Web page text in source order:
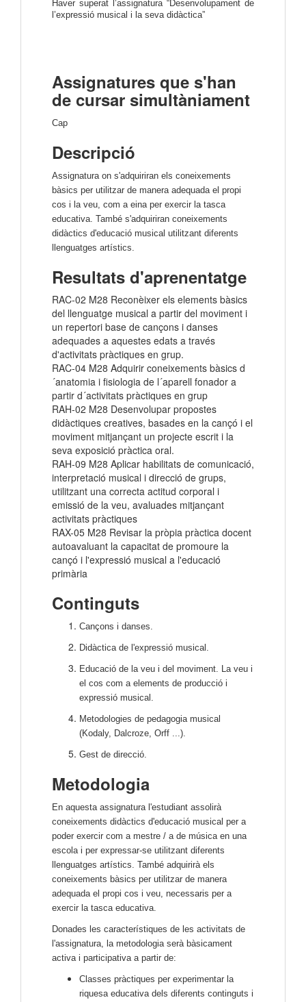
Haver superat l’assignatura “Desenvolupament de
l’expressió musical i la seva didàctica”
Assignatures que s'han
de cursar simultàniament
Cap
Descripció
Assignatura on s'adquiriran els coneixements
bàsics per utilitzar de manera adequada el propi
cos i la veu, com a eina per exercir la tasca
educativa. També s'adquiriran coneixements
didàctics d'educació musical utilitzant diferents
llenguatges artístics.
Resultats d'aprenentatge
RAC-02 M28 Reconèixer els elements bàsics
del llenguatge musical a partir del moviment i
un repertori base de cançons i danses
adequades a aquestes edats a través
d'activitats pràctiques en grup.
RAC-04 M28 Adquirir coneixements bàsics d
´anatomia i fisiologia de l´aparell fonador a
partir d´activitats pràctiques en grup
RAH-02 M28 Desenvolupar propostes
didàctiques creatives, basades en la cançó i el
moviment mitjançant un projecte escrit i la
seva exposició pràctica oral.
RAH-09 M28 Aplicar habilitats de comunicació,
interpretació musical i direcció de grups,
utilitzant una correcta actitud corporal i
emissió de la veu, avaluades mitjançant
activitats pràctiques
RAX-05 M28 Revisar la pròpia pràctica docent
autoavaluant la capacitat de promoure la
cançó i l'expressió musical a l'educació
primària
Continguts
Cançons i danses.
Didàctica de l'expressió musical.
Educació de la veu i del moviment. La veu i
el cos com a elements de producció i
expressió musical.
Metodologies de pedagogia musical
(Kodaly, Dalcroze, Orff ...).
Gest de direcció.
Metodologia
En aquesta assignatura l'estudiant assolirà
coneixements didàctics d'educació musical per a
poder exercir com a mestre / a de música en una
escola i per expressar-se utilitzant diferents
llenguatges artístics. També adquirirà els
coneixements bàsics per utilitzar de manera
adequada el propi cos i veu, necessaris per a
exercir la tasca educativa.
Donades les característiques de les activitats de
l'assignatura, la metodologia serà bàsicament
activa i participativa a partir de:
Classes pràctiques per experimentar la
riquesa educativa dels diferents continguts i